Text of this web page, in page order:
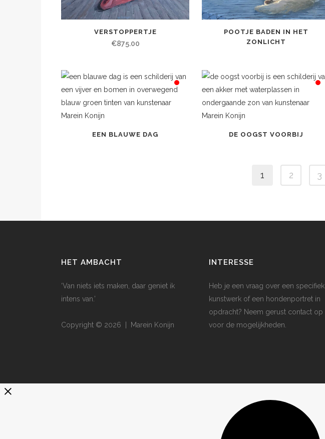
VERSTOPPERTJE
€875.00
POOTJE BADEN IN HET
ZONLICHT
EEN BLAUWE DAG
DE OOGST VOORBIJ
1 2 3
HET AMBACHT
‘Van niets iets maken, daar geniet ik
intens van.’
Copyright © 2026 | Marein Konijn
INTERESSE
Heb je een vraag over een specifiek
kunstwerk of een hondenportret in
opdracht? Neem gerust contact op
voor de mogelijkheden.